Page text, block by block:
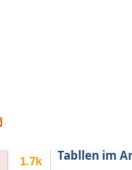
1.7k Tabllen im